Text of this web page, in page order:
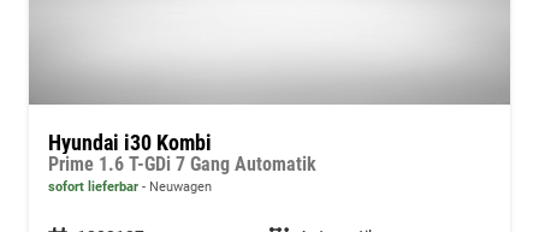
Hyundai i30 Kombi
Prime 1.6 T-GDi 7 Gang Automatik
sofort lieferbar Neuwagen